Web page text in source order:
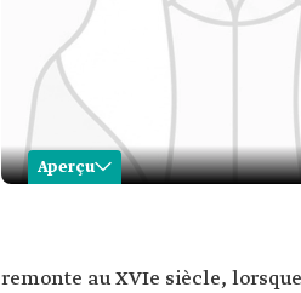
Aperçu
Mohammed al-
remonte au XVIe siècle,